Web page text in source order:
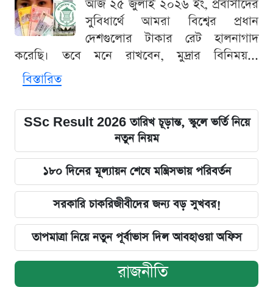
আজ ২৫ জুলাই ২০২৬ ইং, প্রবাসীদের
সুবিধার্থে আমরা বিশ্বের প্রধান
দেশগুলোর টাকার রেট হালনাগাদ
করেছি। তবে মনে রাখবেন, মুদ্রার বিনিময়...
বিস্তারিত
SSc Result 2026 তারিখ চূড়ান্ত, স্কুলে ভর্তি নিয়ে
নতুন নিয়ম
১৮০ দিনের মূল্যায়ন শেষে মন্ত্রিসভায় পরিবর্তন
সরকারি চাকরিজীবীদের জন্য বড় সুখবর!
তাপমাত্রা নিয়ে নতুন পূর্বাভাস দিল আবহাওয়া অফিস
রাজনীতি